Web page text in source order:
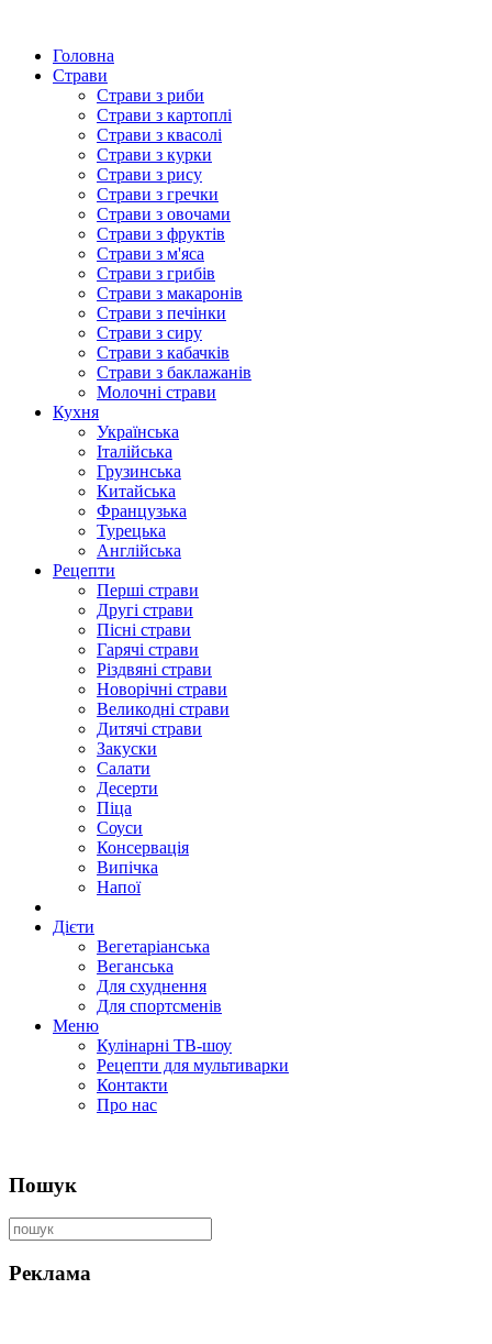
Головна
Страви
Страви з риби
Страви з картоплі
Страви з квасолі
Страви з курки
Страви з рису
Страви з гречки
Страви з овочами
Страви з фруктів
Страви з м'яса
Страви з грибів
Страви з макаронів
Страви з печінки
Страви з сиру
Страви з кабачків
Страви з баклажанів
Молочні страви
Кухня
Українська
Італійська
Грузинська
Китайська
Французька
Турецька
Англійська
Рецепти
Перші страви
Другі страви
Пісні страви
Гарячі страви
Різдвяні страви
Новорічні страви
Великодні страви
Дитячі страви
Закуски
Салати
Десерти
Піца
Соуси
Консервація
Випічка
Напої
Дієти
Вегетаріанська
Веганська
Для схуднення
Для спортсменів
Меню
Кулінарні ТВ-шоу
Рецепти для мультиварки
Контакти
Про нас
Пошук
Реклама